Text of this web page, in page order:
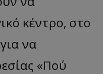
κέντρο, στο
να
«Πού